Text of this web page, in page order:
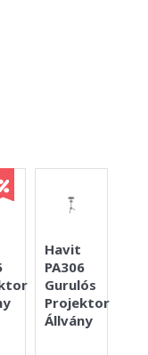
Havit
PA306
Gurulós
Projektor
Állvány